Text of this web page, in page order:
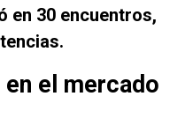
en 30 encuentros,
en el mercado